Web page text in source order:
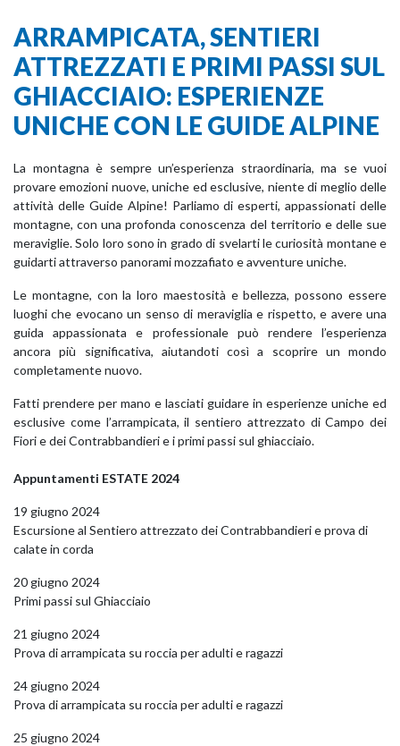
ARRAMPICATA, SENTIERI
ATTREZZATI E PRIMI PASSI SUL
GHIACCIAIO: ESPERIENZE
UNICHE CON LE GUIDE ALPINE
La montagna è sempre un’esperienza straordinaria, ma se vuoi
provare emozioni nuove, uniche ed esclusive, niente di meglio delle
attività delle Guide Alpine! Parliamo di esperti, appassionati delle
montagne, con una profonda conoscenza del territorio e delle sue
meraviglie. Solo loro sono in grado di svelarti le curiosità montane e
guidarti attraverso panorami mozzafiato e avventure uniche.
Le montagne, con la loro maestosità e bellezza, possono essere
luoghi che evocano un senso di meraviglia e rispetto, e avere una
guida appassionata e professionale può rendere l’esperienza
ancora più significativa, aiutandoti così a scoprire un mondo
completamente nuovo.
Fatti prendere per mano e lasciati guidare in esperienze uniche ed
esclusive come l’arrampicata, il sentiero attrezzato di Campo dei
Fiori e dei Contrabbandieri e i primi passi sul ghiacciaio.
Appuntamenti ESTATE 2024
19 giugno 2024
Escursione al Sentiero attrezzato dei Contrabbandieri e prova di
calate in corda
20 giugno 2024
Primi passi sul Ghiacciaio
21 giugno 2024
Prova di arrampicata su roccia per adulti e ragazzi
24 giugno 2024
Prova di arrampicata su roccia per adulti e ragazzi
25 giugno 2024